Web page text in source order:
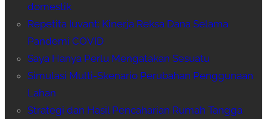
domestik
Repetita Iuvant: Kinerja Reksa Dana Selama
Pandemi COVID
Saya Hanya Perlu Mengatakan Sesuatu
Simulasi Multi-Skenario Perubahan Penggunaan
Lahan
Strategi dan Hasil Pencaharian Rumah Tangga